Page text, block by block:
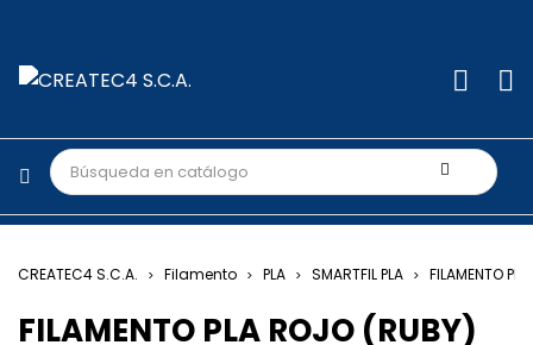
CREATEC4 S.C.A. Filamento PLA SMARTFIL PLA FILAMENTO
FILAMENTO PLA ROJO (RUBY)